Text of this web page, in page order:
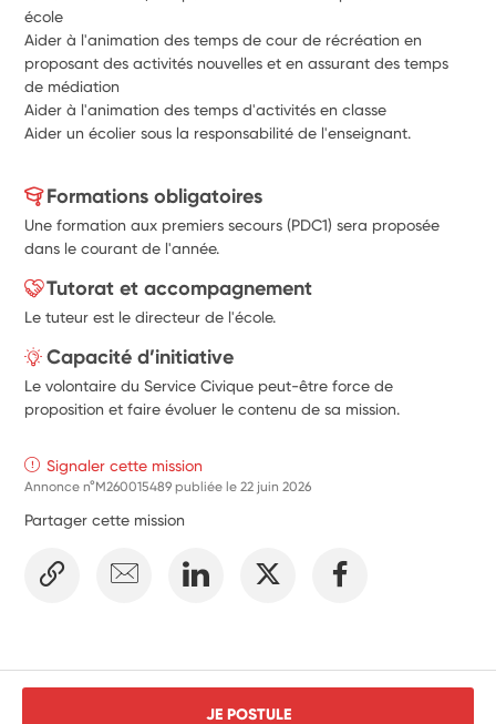
école
Aider à l'animation des temps de cour de récréation en
proposant des activités nouvelles et en assurant des temps
de médiation
Aider à l'animation des temps d'activités en classe
Aider un écolier sous la responsabilité de l'enseignant.
Formations obligatoires
Une formation aux premiers secours (PDC1) sera proposée
dans le courant de l'année.
Tutorat et accompagnement
Le tuteur est le directeur de l'école.
Capacité d’initiative
Le volontaire du Service Civique peut-être force de
proposition et faire évoluer le contenu de sa mission.
Signaler cette mission
Annonce n°M260015489 publiée le22 juin 2026
Partager cette mission
JE POSTULE